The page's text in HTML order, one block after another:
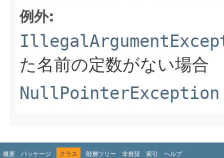
例外:
た名前の定数がない場合
NullPointerException
概要 パッケージ クラス 階層ツリー 非推奨 索引 ヘルプ